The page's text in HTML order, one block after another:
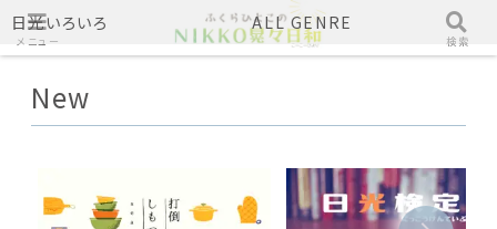
日光いろいろ ALL GENRE
New
メニュー 検索